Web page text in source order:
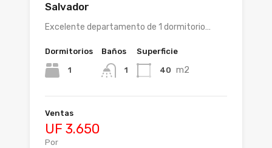
Salvador
Excelente departamento de 1 dormitorio…
Dormitorios
1
Baños
1
Superficie
40 m2
Ventas
UF 3.650
Por